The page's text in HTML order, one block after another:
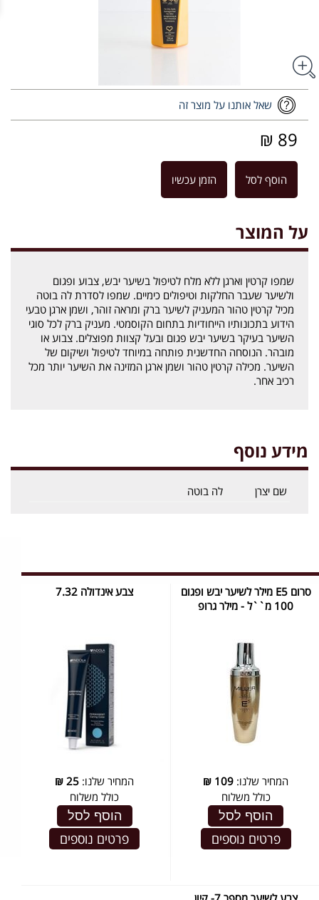
שאל אותנו על מוצר זה
89 ₪
הוסף לסל הזמן עכשיו
על המוצר
שמפו קרטין וארגן ללא מלח לטיפול בשיער יבש, צבוע ופגום
ולשיער שעבר החלקות וטיפולים כימיים. שמפו לסדרת לה בוטה
מכיל קרטין טהור המעניק לשיער ברק ומראה זוהר, ושמן ארגן טבעי
הידוע בתכונותיו הייחודיות בתחום הקוסמטי. מעניק ברק לכל סוגי
השיער בעיקר בשיער יבש פגום ובעל קצוות מפוצלים. צבוע או
מובהר. הנוסחה החדשנית פותחה במיוחד לטיפול ושיקום של
השיער. מכילה קרטין טהור ושמן ארגן המזינה את השיער יותר מכל
רכיב אחר.
מידע נוסף
שם יצרן לה בוטה
סרום E5 מילר לשיער יבש ופגום
100 מ``ל - מילר גרופ
המחיר שלנו: 109
₪
כולל משלוח
הוסף לסל
פרטים נוספים
צבע אינדולה 7.32
המחיר שלנו: 25
₪
כולל משלוח
הוסף לסל
פרטים נוספים